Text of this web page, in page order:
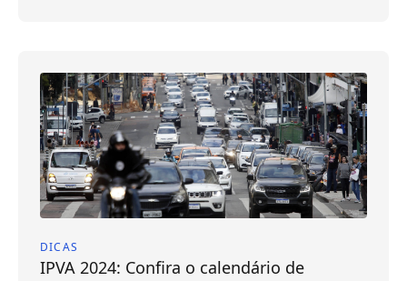
DICAS
IPVA 2024: Confira o calendário de